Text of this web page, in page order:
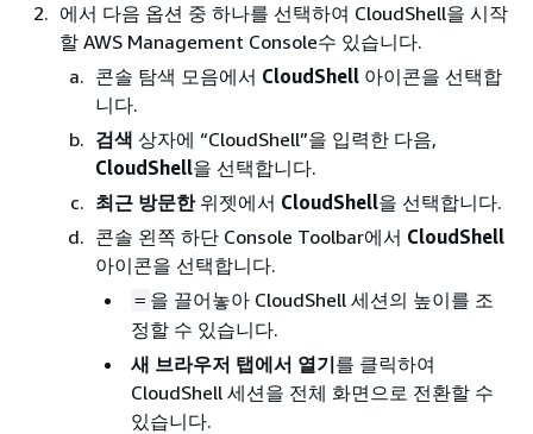
에서 다음 옵션 중 하나를 선택하여 CloudShell을 시작
할 AWS Management Console수 있습니다.
콘솔 탐색 모음에서 CloudShell 아이콘을 선택합
니다.
검색 상자에 “CloudShell”을 입력한 다음,
CloudShell을 선택합니다.
최근 방문한위젯에서 CloudShell을 선택합니다.
콘솔 왼쪽 하단 Console Toolbar에서 CloudShell
아이콘을 선택합니다.
= 을 끌어놓아 CloudShell 세션의 높이를 조
정할 수 있습니다.
새 브라우저 탭에서 열기를 클릭하여
CloudShell 세션을 전체 화면으로 전환할 수
있습니다.